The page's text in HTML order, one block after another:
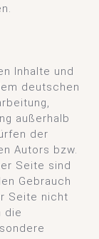
Inhalte und
deutschen
außerhalb
der
Autors bzw.
Seite sind
Gebrauch
Seite nicht
die